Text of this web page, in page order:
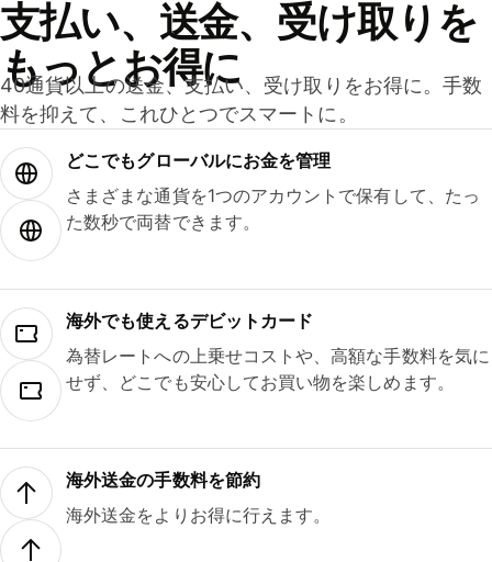
支払い、送金、受け取りを
もっとお得に
40通貨以上の送金、支払い、受け取りをお得に。手数
料を抑えて、これひとつでスマートに。
どこでもグ⁠ロ⁠ー⁠バ⁠ルにお金を管理
さまざまな通貨を1つのアカウントで保有して、たっ
た数秒で両替できます。
海外でも使えるデビットカード
為替レートへの上乗せコストや、高額な手数料を気に
せず、どこでも安心してお買い物を楽しめます。
海外送金の手数料を節約
海外送金をよりお得に行えます。